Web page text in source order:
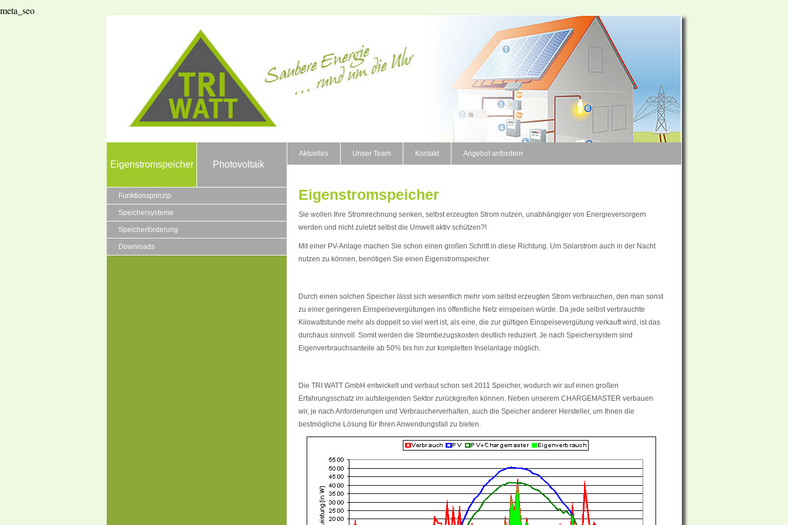
meta_seo
Eigenstromspeicher Photovoltaik
Aktuelles Unser Team Kontakt Angebot anfordern
Funktionsprinzip
Speichersysteme
Speicherförderung
Downloads
Eigenstromspeicher
Sie wollen Ihre Stromrechnung senken, selbst erzeugten Strom nutzen, unabhängiger von Energieversorgern
werden und nicht zuletzt selbst die Umwelt aktiv schützen?!
Mit einer PV-Anlage machen Sie schon einen großen Schritt in diese Richtung. Um Solarstrom auch in der Nacht
nutzen zu können, benötigen Sie einen Eigenstromspeicher.
Durch einen solchen Speicher lässt sich wesentlich mehr vom selbst erzeugten Strom verbrauchen, den man sonst
zu einer geringeren Einspeisevergütungen ins öffentliche Netz einspeisen würde. Da jede selbst verbrauchte
Kilowattstunde mehr als doppelt so viel wert ist, als eine, die zur gültigen Einspeisevergütung verkauft wird, ist das
durchaus sinnvoll. Somit werden die Strombezugskosten deutlich reduziert. Je nach Speichersystem sind
Eigenverbrauchsanteile ab 50% bis hin zur kompletten Inselanlage möglich.
Die TRI WATT GmbH entwickelt und verbaut schon seit 2011 Speicher, wodurch wir auf einen großen
Erfahrungsschatz im aufsteigenden Sektor zurückgreifen können. Neben unserem CHARGEMASTER verbauen
wir, je nach Anforderungen und Verbraucherverhalten, auch die Speicher anderer Hersteller, um Ihnen die
bestmögliche Lösung für Ihren Anwendungsfall zu bieten.